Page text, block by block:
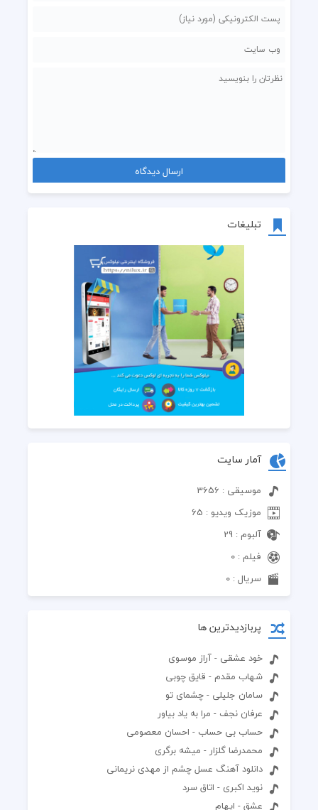
تبلیغات
آمار سایت
موسیقی : 3656
موزیک ویدیو : 65
آلبوم : 29
فیلم : 0
سریال : 0
پربازدیدترین ها
خود عشقی - آراز موسوی
شهاب مقدم - قایق چوبی
سامان جلیلی - چشمای تو
عرفان نجف - مرا به یاد بیاور
حساب بی حساب - احسان معصومی
محمدرضا گلزار - میشه برگری
دانلود آهنگ عسل چشم از مهدی نریمانی
نوید اکبری - اتاق سرد
عشق - ایهام